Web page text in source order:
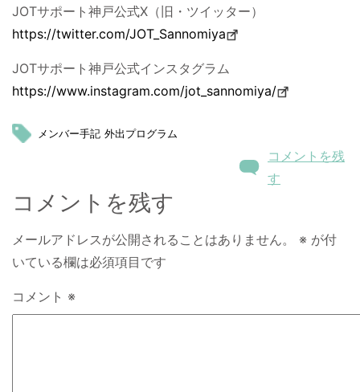
JOTサポート神戸公式X（旧・ツイッター）
https://twitter.com/JOT_Sannomiya
JOTサポート神戸公式インスタグラム
https://www.instagram.com/jot_sannomiya/
メンバー手記 外出プログラム
コメントを残
す
コメントを残す
メールアドレスが公開されることはありません。 ※ が付
いている欄は必須項目です
コメント ※